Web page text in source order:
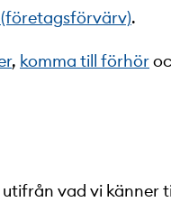
.
, komma till förhör
vad vi känner